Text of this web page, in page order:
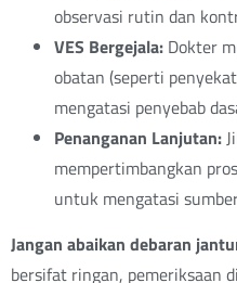
observasi rutin dan
VES Bergejala: Dokter
obatan (seperti
mengatasi penyebab
Penanganan Lanjutan:
mempertimbangkan
untuk mengatasi
Jangan abaikan debaran
bersifat ringan, pemeriksaan